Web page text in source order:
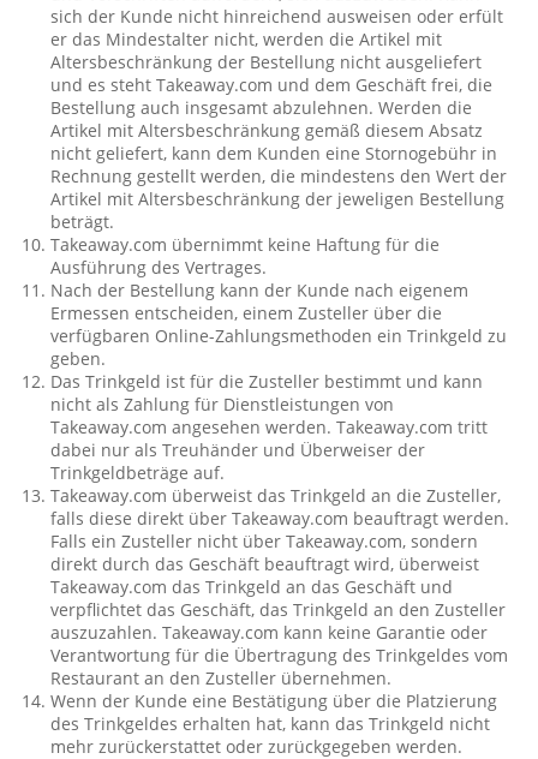
sich der Kunde nicht hinreichend ausweisen oder erfült
er das Mindestalter nicht, werden die Artikel mit
Altersbeschränkung der Bestellung nicht ausgeliefert
und es steht Takeaway.com und dem Geschäft frei, die
Bestellung auch insgesamt abzulehnen. Werden die
Artikel mit Altersbeschränkung gemäß diesem Absatz
nicht geliefert, kann dem Kunden eine Stornogebühr in
Rechnung gestellt werden, die mindestens den Wert der
Artikel mit Altersbeschränkung der jeweligen Bestellung
beträgt.
Takeaway.com übernimmt keine Haftung für die
Ausführung des Vertrages.
Nach der Bestellung kann der Kunde nach eigenem
Ermessen entscheiden, einem Zusteller über die
verfügbaren Online-Zahlungsmethoden ein Trinkgeld zu
geben.
Das Trinkgeld ist für die Zusteller bestimmt und kann
nicht als Zahlung für Dienstleistungen von
Takeaway.com angesehen werden. Takeaway.com tritt
dabei nur als Treuhänder und Überweiser der
Trinkgeldbeträge auf.
Takeaway.com überweist das Trinkgeld an die Zusteller,
falls diese direkt über Takeaway.com beauftragt werden.
Falls ein Zusteller nicht über Takeaway.com, sondern
direkt durch das Geschäft beauftragt wird, überweist
Takeaway.com das Trinkgeld an das Geschäft und
verpflichtet das Geschäft, das Trinkgeld an den Zusteller
auszuzahlen. Takeaway.com kann keine Garantie oder
Verantwortung für die Übertragung des Trinkgeldes vom
Restaurant an den Zusteller übernehmen.
Wenn der Kunde eine Bestätigung über die Platzierung
des Trinkgeldes erhalten hat, kann das Trinkgeld nicht
mehr zurückerstattet oder zurückgegeben werden.